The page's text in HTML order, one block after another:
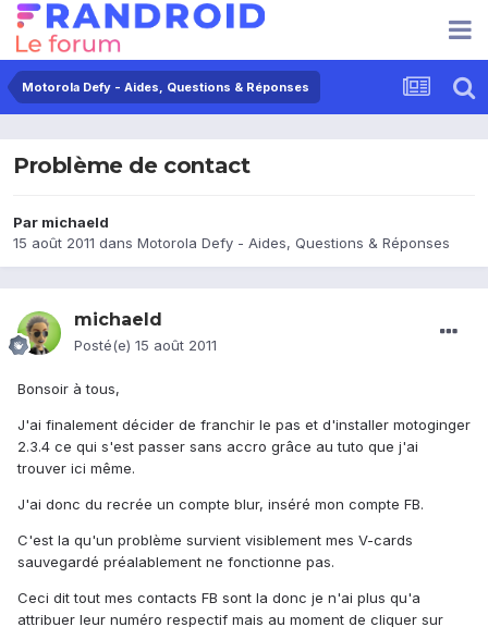
Motorola Defy - Aides, Questions & Réponses
Problème de contact
Par michaeld
15 août 2011 dans Motorola Defy - Aides, Questions & Réponses
michaeld
Posté(e) 15 août 2011
Bonsoir à tous,
J'ai finalement décider de franchir le pas et d'installer motoginger
2.3.4 ce qui s'est passer sans accro grâce au tuto que j'ai
trouver ici même.
J'ai donc du recrée un compte blur, inséré mon compte FB.
C'est la qu'un problème survient visiblement mes V-cards
sauvegardé préalablement ne fonctionne pas.
Ceci dit tout mes contacts FB sont la donc je n'ai plus qu'a
attribuer leur numéro respectif mais au moment de cliquer sur